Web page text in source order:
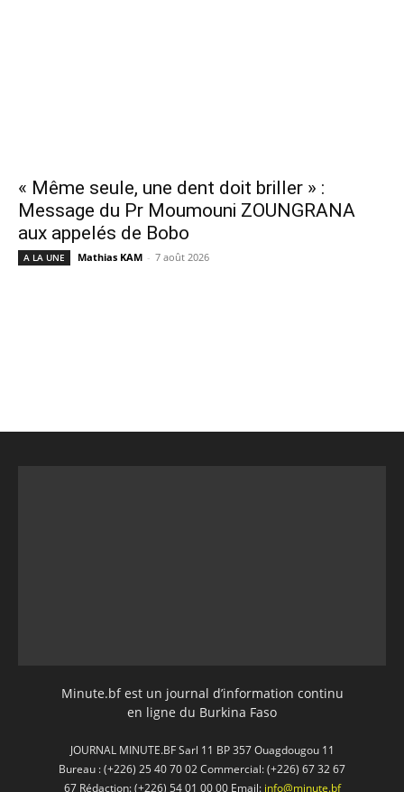
« Même seule, une dent doit briller » :
Message du Pr Moumouni ZOUNGRANA
aux appelés de Bobo
A LA UNE Mathias KAM - 7 août 2026
Minute.bf est un journal d’information continu
en ligne du Burkina Faso
JOURNAL MINUTE.BF Sarl 11 BP 357 Ouagdougou 11
Bureau : (+226) 25 40 70 02 Commercial: (+226) 67 32 67
67 Rédaction: (+226) 54 01 00 00 Email: info@minute.bf